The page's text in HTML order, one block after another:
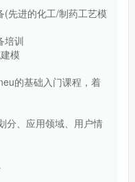
(先进的化工/制药工艺模
培训
模
的基础入门课程，着
分、应用领域、用户情